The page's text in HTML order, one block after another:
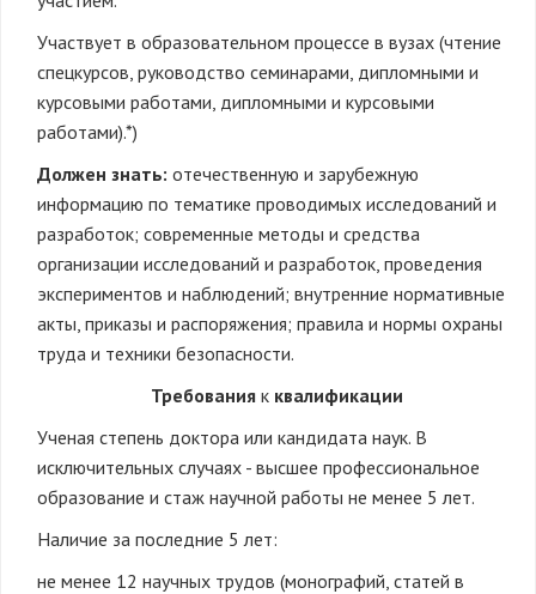
Участвует в образовательном процессе в вузах (чтение
спецкурсов, руководство семинарами, дипломными и
курсовыми работами, дипломными и курсовыми
работами).*)
Должен знать: отечественную и зарубежную
информацию по тематике проводимых исследований и
разработок; современные методы и средства
организации исследований и разработок, проведения
экспериментов и наблюдений; внутренние нормативные
акты, приказы и распоряжения; правила и нормы охраны
труда и техники безопасности.
Требования к квалификации
Ученая степень доктора или кандидата наук. В
исключительных случаях - высшее профессиональное
образование и стаж научной работы не менее 5 лет.
Наличие за последние 5 лет:
не менее 12 научных трудов (монографий, статей в